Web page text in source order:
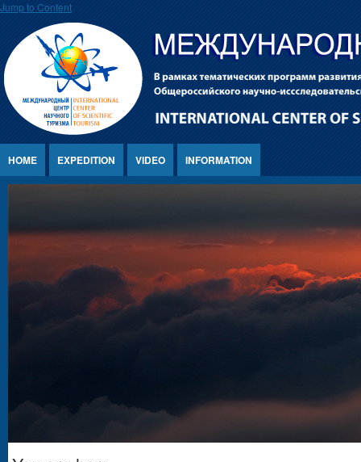
Jump to Content
HOME EXPEDITION VIDEO INFORMATION